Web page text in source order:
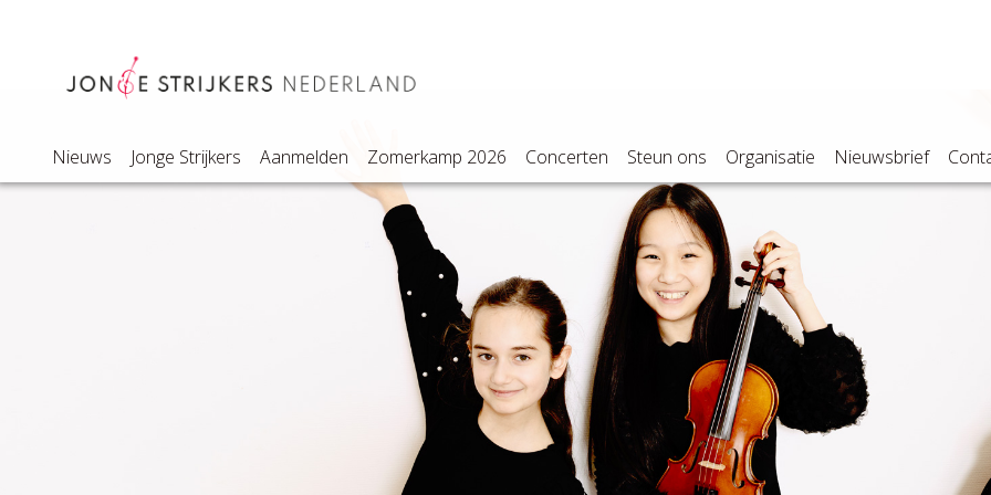
Nieuws Jonge Strijkers Aanmelden Zomerkamp 2026 Concerten Steun ons Organisatie Nieuwsbrief